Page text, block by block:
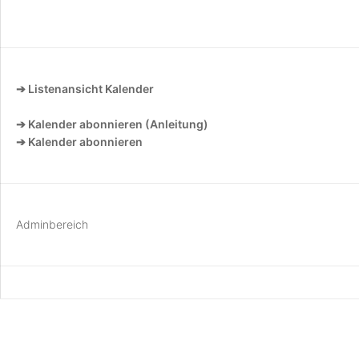
➔ Listenansicht Kalender
➔ Kalender abonnieren (Anleitung)
➔ Kalender abonnieren
Adminbereich